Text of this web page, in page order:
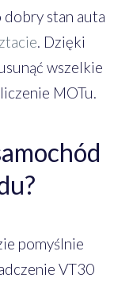
dobry stan auta
. Dzięki
wszelkie
MOTu.
pomyślnie
VT30